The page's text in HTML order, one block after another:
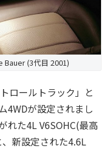
Bauer (3代目 2001)
ロールトラック」と
4WDが設定されまし
れた4L V6SOHC(最高
新設定された4.6L